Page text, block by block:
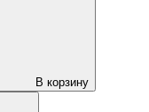
В корзину